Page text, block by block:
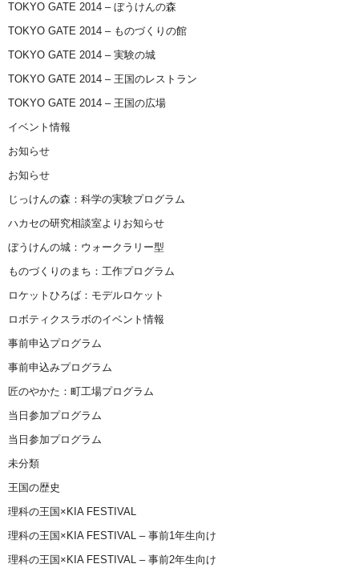
TOKYO GATE 2014 – ぼうけんの森
TOKYO GATE 2014 – ものづくりの館
TOKYO GATE 2014 – 実験の城
TOKYO GATE 2014 – 王国のレストラン
TOKYO GATE 2014 – 王国の広場
イベント情報
お知らせ
お知らせ
じっけんの森：科学の実験プログラム
ハカセの研究相談室よりお知らせ
ぼうけんの城：ウォークラリー型
ものづくりのまち：工作プログラム
ロケットひろば：モデルロケット
ロボティクスラボのイベント情報
事前申込プログラム
事前申込みプログラム
匠のやかた：町工場プログラム
当日参加プログラム
当日参加プログラム
未分類
王国の歴史
理科の王国×KIA FESTIVAL
理科の王国×KIA FESTIVAL – 事前1年生向け
理科の王国×KIA FESTIVAL – 事前2年生向け